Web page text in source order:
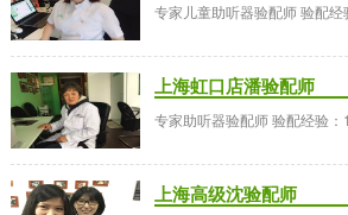
专家儿童助听器验配师 验配经
上海虹口店潘验配师
专家助听器验配师 验配经验：
上海高级沈验配师